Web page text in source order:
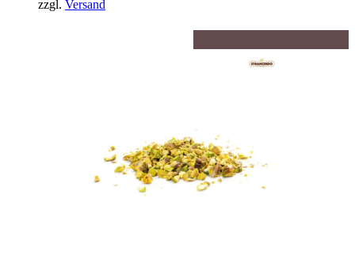
zzgl. Versand